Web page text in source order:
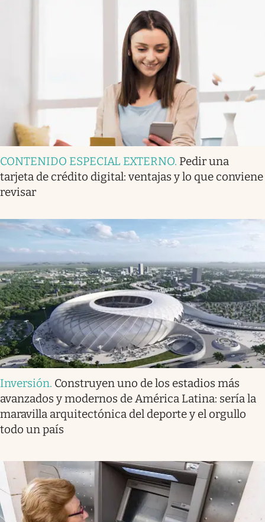
CONTENIDO ESPECIAL EXTERNO. Pedir una
tarjeta de crédito digital: ventajas y lo que conviene
revisar
Inversión. Construyen uno de los estadios más
avanzados y modernos de América Latina: sería la
maravilla arquitectónica del deporte y el orgullo
todo un país